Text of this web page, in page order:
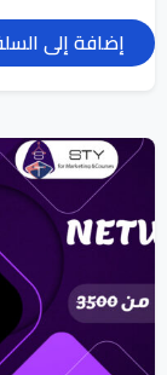
إضافة إلى